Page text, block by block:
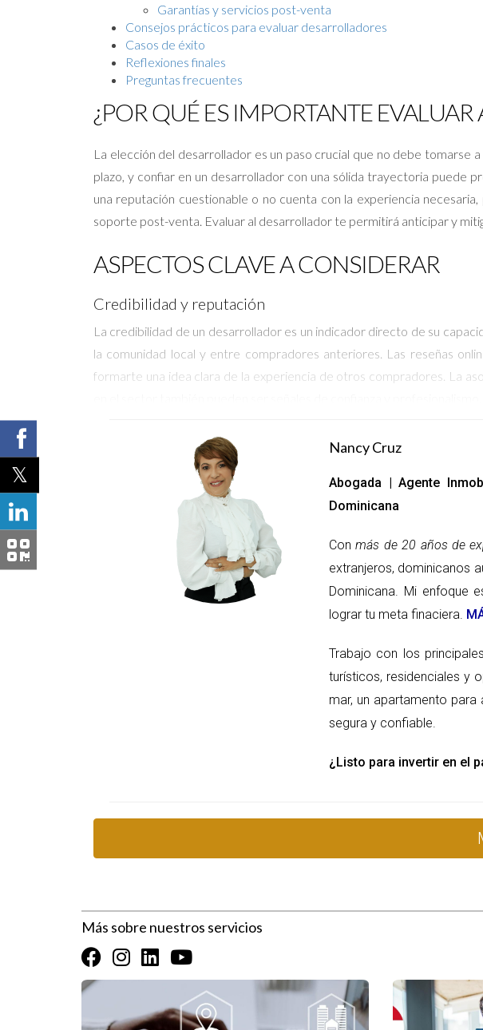
Garantías y servicios post-venta
Consejos prácticos para evaluar desarrolladores
Casos de éxito
Reflexiones finales
Preguntas frecuentes
¿POR QUÉ ES IMPORTANTE
La elección del desarrollador es un paso crucial que no debe tomarse
plazo, y confiar en un desarrollador con una sólida trayectoria puede
una reputación cuestionable o no cuenta con la experiencia
soporte post-venta. Evaluar al desarrollador te permitirá anticipar y
ASPECTOS CLAVE A CONSIDERAR
Credibilidad y reputación
La credibilidad de un desarrollador es un indicador directo de su
la comunidad local y entre compradores anteriores. Las reseñas
formarte una idea clara de la experiencia de otros compradores. La
Experiencia y proyectos anteriores
Un desarrollador con experiencia en el mercado puede ofrecer
proyectos anteriores para ver cómo son en términos de diseño,
anteriores, ya que esto te permitirá evaluar de primera mano el
trayectoria exitosa, es más probable que cumpla con tus expectativas.
Transparencia y documentación
Un desarrollador confiable debe ser transparente en sus tratos
de construcción, licencias y contratos claros. No dudes en solicitar
Las garantías de construcción y los servicios post-venta son
importante si planeas alquilar tu propiedad; un buen servicio post-venta
CONSEJOS PRÁCTICOS PARA
Asiste a ferias inmobiliarias: Estas suelen ser una excelente
CASOS DE ÉXITO
Consideremos algunos ejemplos de desarrolladores exitosos en Punta
Nancy Cruz
Abogada | Agente
Dominicana
Conmás de 20 años de
extranjeros, dominicanos
Dominicana. Mi enfoque
lograr tu meta finaciera.
Trabajo con los
turísticos, residenciales y
mar, un apartamento
segura y confiable.
¿Listo para invertir en el
Más sobre nuestros servicios